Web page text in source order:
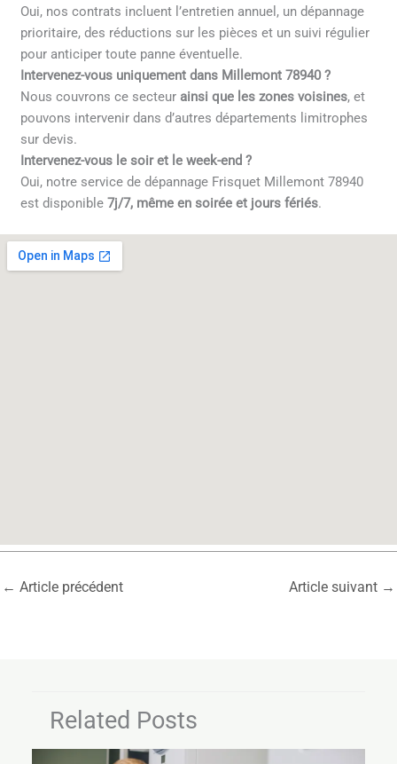
Oui, nos contrats incluent l’entretien annuel, un dépannage
prioritaire, des réductions sur les pièces et un suivi régulier
pour anticiper toute panne éventuelle.
Intervenez-vous uniquement dans Millemont 78940 ?
Nous couvrons ce secteur ainsi que les zones voisines, et
pouvons intervenir dans d’autres départements limitrophes
sur devis.
Intervenez-vous le soir et le week-end ?
Oui, notre service de dépannage Frisquet Millemont 78940
est disponible7j/7, même en soirée et jours fériés.
← Article précédent Article suivant →
Related Posts